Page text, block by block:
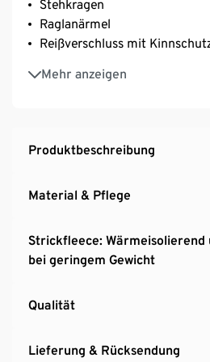
Stehkragen
Raglanärmel
Reißverschluss mit
Mehr anzeigen
Optimale Wärmeisolation
Produktbeschreibung
Material & Pflege
Strickfleece: Wärmeisolierend
bei geringem Gewicht
Qualität
Lieferung & Rücksendung